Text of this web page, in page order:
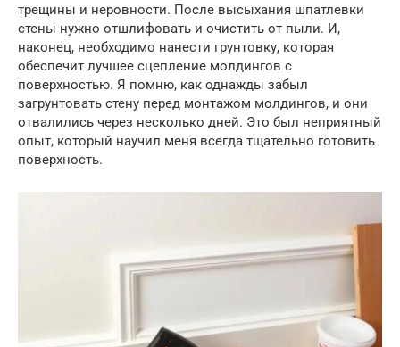
трещины и неровности. После высыхания шпатлевки
стены нужно отшлифовать и очистить от пыли. И,
наконец, необходимо нанести грунтовку, которая
обеспечит лучшее сцепление молдингов с
поверхностью. Я помню, как однажды забыл
загрунтовать стену перед монтажом молдингов, и они
отвалились через несколько дней. Это был неприятный
опыт, который научил меня всегда тщательно готовить
поверхность.